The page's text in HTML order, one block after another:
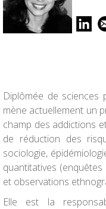
Diplômée de sciences
mène actuellement un
champ des addictions
de réduction des
sociologie,
quantitatives
et observations
Elle est la